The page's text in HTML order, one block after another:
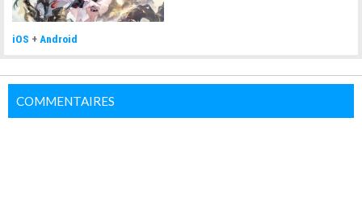
iOS +Android
COMMENTAIRES